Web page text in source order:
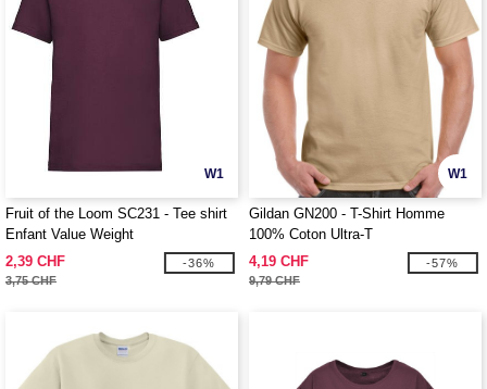
W1
Fruit of the Loom SC231 - Tee shirt
Enfant Value Weight
2,39 CHF
3,75 CHF
-36%
W1
Gildan GN200 - T-Shirt Homme
100% Coton Ultra-T
4,19 CHF
9,79 CHF
-57%